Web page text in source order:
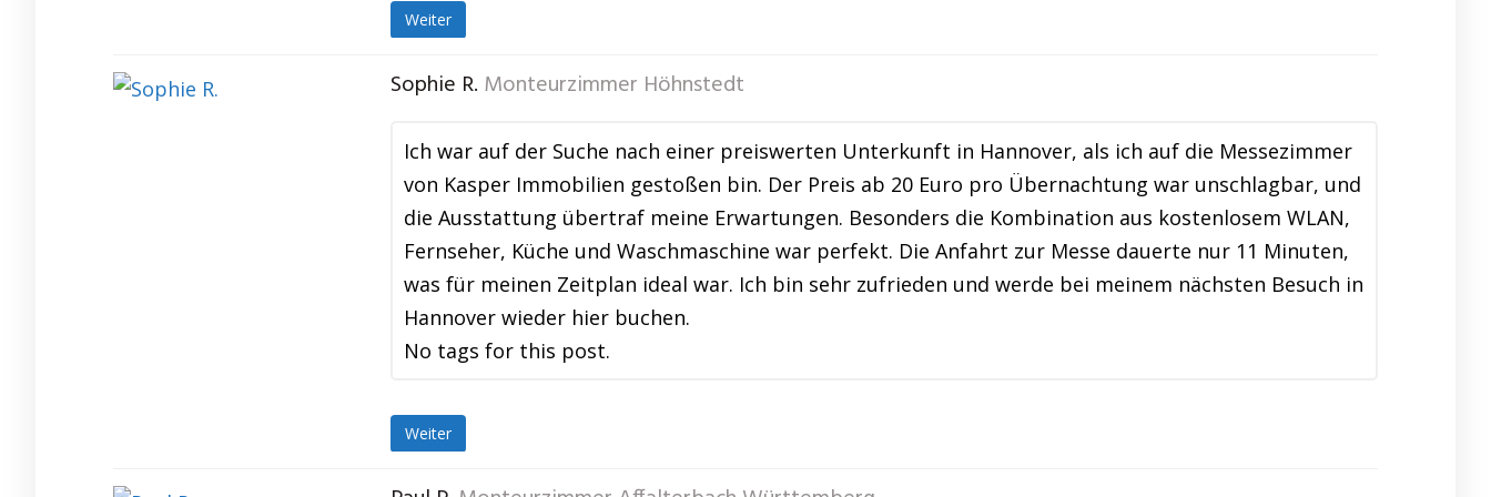
Weiter
Sophie R. Monteurzimmer Höhnstedt
Ich war auf der Suche nach einer preiswerten Unterkunft in Hannover, als ich auf die Messezimmer
von Kasper Immobilien gestoßen bin. Der Preis ab 20 Euro pro Übernachtung war unschlagbar, und
die Ausstattung übertraf meine Erwartungen. Besonders die Kombination aus kostenlosem WLAN,
Fernseher, Küche und Waschmaschine war perfekt. Die Anfahrt zur Messe dauerte nur 11 Minuten,
was für meinen Zeitplan ideal war. Ich bin sehr zufrieden und werde bei meinem nächsten Besuch in
Hannover wieder hier buchen.
No tags for this post.
Weiter